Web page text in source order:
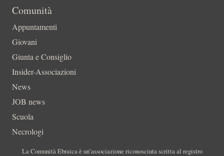
Comunità
Appuntamenti
Giovani
Giunta e Consiglio
Insider-Associazioni
News
JOB news
Scuola
Necrologi
La Comunità Ebraica è un’associazione riconosciuta scritta al registro